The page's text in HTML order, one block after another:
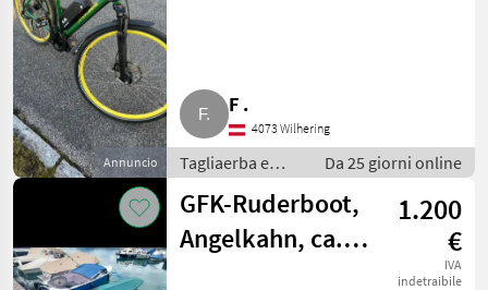
Annuncio
F .
4073 Wilhering
Tagliaerba e
macchine da
giardinaggio /
Attrezzatura
sportiva
Da 25 giorni online
GFK-Ruderboot,
Angelkahn, ca. 4
1.200
€
IVA
indetraibile